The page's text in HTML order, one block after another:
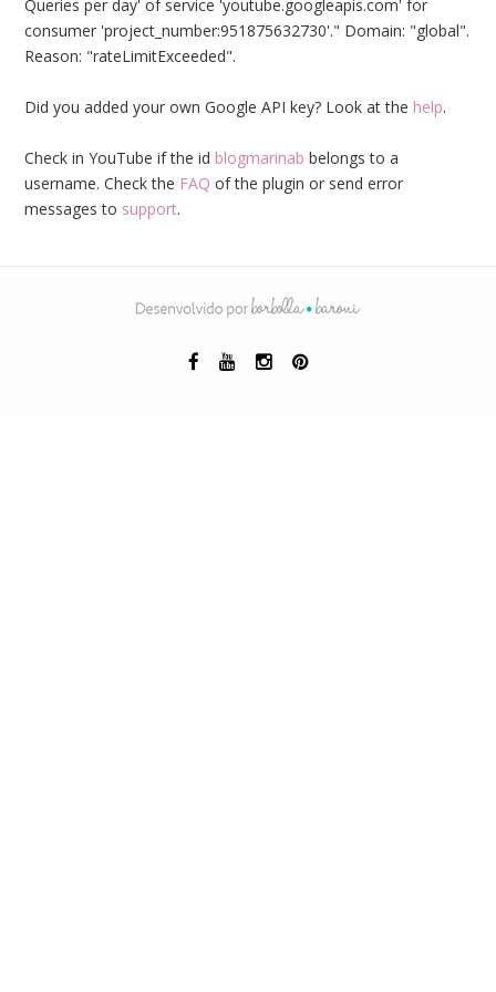
Queries per day' of service 'youtube.googleapis.com' for
consumer 'project_number:951875632730'." Domain: "global".
Reason: "rateLimitExceeded".
Did you added your own Google API key? Look at the help.
Check in YouTube if the id blogmarinab belongs to a
username. Check the FAQ of the plugin or send error
messages to support.